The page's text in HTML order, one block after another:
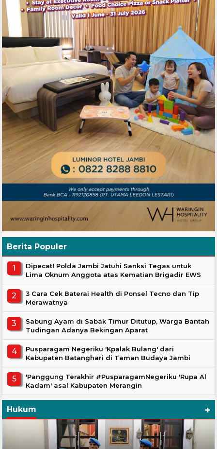
Berita Populer
Dipecat! Polda Jambi Jatuhi Sanksi Tegas untuk
Lima Oknum Anggota atas Kematian Brigadir EWS
3 Cara Cek Baterai Health di Ponsel Tecno dan Tip
Merawatnya
Sabung Ayam di Sabak Timur Ditutup, Warga Bantah
Tudingan Adanya Bekingan Aparat
Pusparagam Negeriku 'Kpalak Bulang' dari
Kabupaten Batanghari di Taman Budaya Jambi
'Panggung Terakhir #PusparagamNegeriku 'Rupa Al
Kadam' asal Kabupaten Merangin
Hukum +